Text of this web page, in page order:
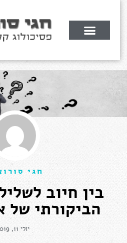
יולי 11, 2019
חגי
בין חיוב
הביקורתי של
יולי 11, 2019